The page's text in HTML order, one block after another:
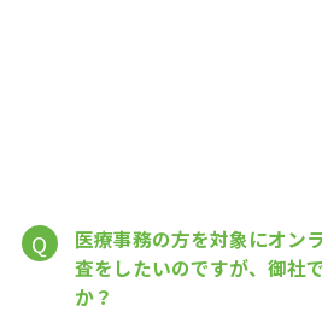
Q
医療事務の方を対象にオン
査をしたいのですが、御社
か？